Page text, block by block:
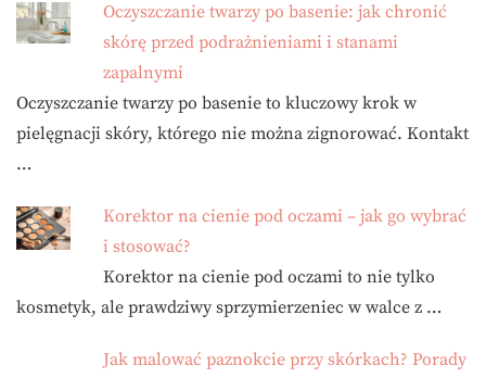
Oczyszczanie twarzy po basenie: jak chronić
skórę przed podrażnieniami i stanami
zapalnymi
Oczyszczanie twarzy po basenie to kluczowy krok w
pielęgnacji skóry, którego nie można zignorować. Kontakt
…
Korektor na cienie pod oczami – jak go wybrać
i stosować?
Korektor na cienie pod oczami to nie tylko
kosmetyk, ale prawdziwy sprzymierzeniec w walce z …
Jak malować paznokcie przy skórkach? Porady